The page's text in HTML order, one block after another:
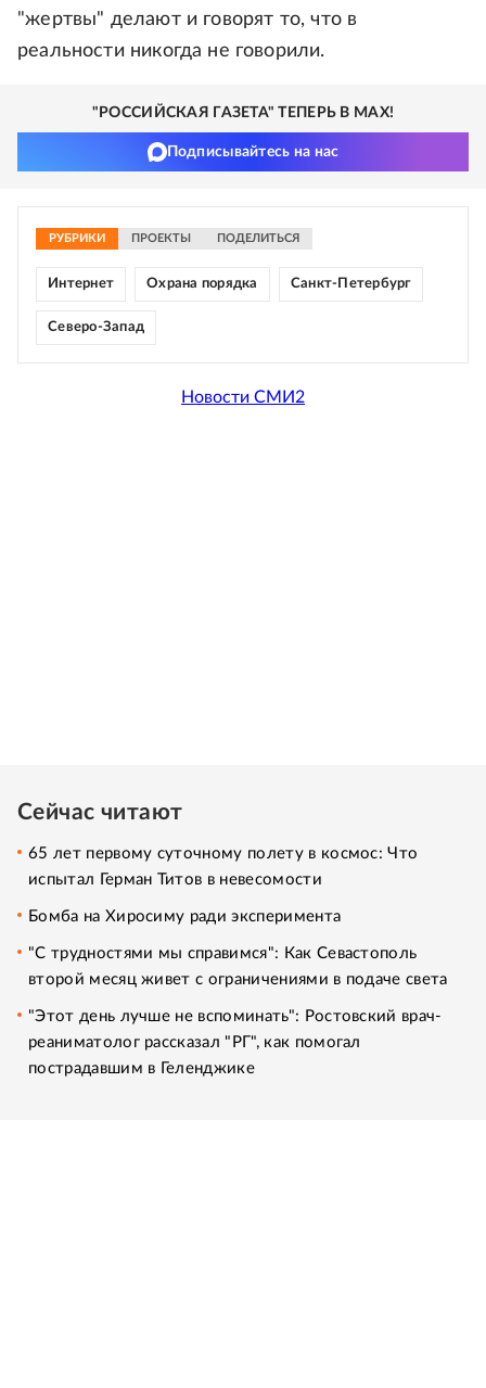
"жертвы" делают и говорят то, что в
реальности никогда не говорили.
"РОССИЙСКАЯ ГАЗЕТА" ТЕПЕРЬ В MAX!
Подписывайтесь на нас
РУБРИКИ ПРОЕКТЫ ПОДЕЛИТЬСЯ
Интернет Охрана порядка Санкт-Петербург
Северо-Запад
Новости СМИ2
Сейчас читают
65 лет первому суточному полету в космос: Что
испытал Герман Титов в невесомости
Бомба на Хиросиму ради эксперимента
"С трудностями мы справимся": Как Севастополь
второй месяц живет с ограничениями в подаче света
"Этот день лучше не вспоминать": Ростовский врач-
реаниматолог рассказал "РГ", как помогал
пострадавшим в Геленджике